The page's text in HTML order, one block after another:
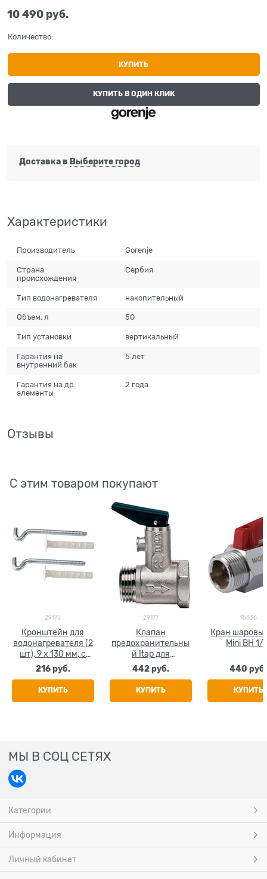
10 490 руб.
Количество:
КУПИТЬ
КУПИТЬ В ОДИН КЛИК
Доставка в Выберите город
Характеристики
Производитель Gorenje
Страна
происхождения
Сербия
Тип водонагревателя накопительный
Объем, л 50
Тип установки вертикальный
Гарантия на
внутренний бак
5 лет
Гарантия на др.
элементы
2 года
Отзывы
С этим товаром покупают
29175
Кронштейн для
водонагревателя (2
шт), 9 х 130 мм, с
дюбелями
216 руб.
КУПИТЬ
29177
Клапан
предохранительны
й Itap для
водонагревателя, с
обратным клапаном
и ручным спуском,
442 руб.
КУПИТЬ
15336
Кран
Mini ВН 1/
440 руб.
КУПИТЬ
МЫ В СОЦ СЕТЯХ
Категории
Информация
Личный кабинет